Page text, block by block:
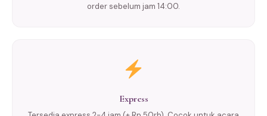
order sebelum jam 14:00.
Express